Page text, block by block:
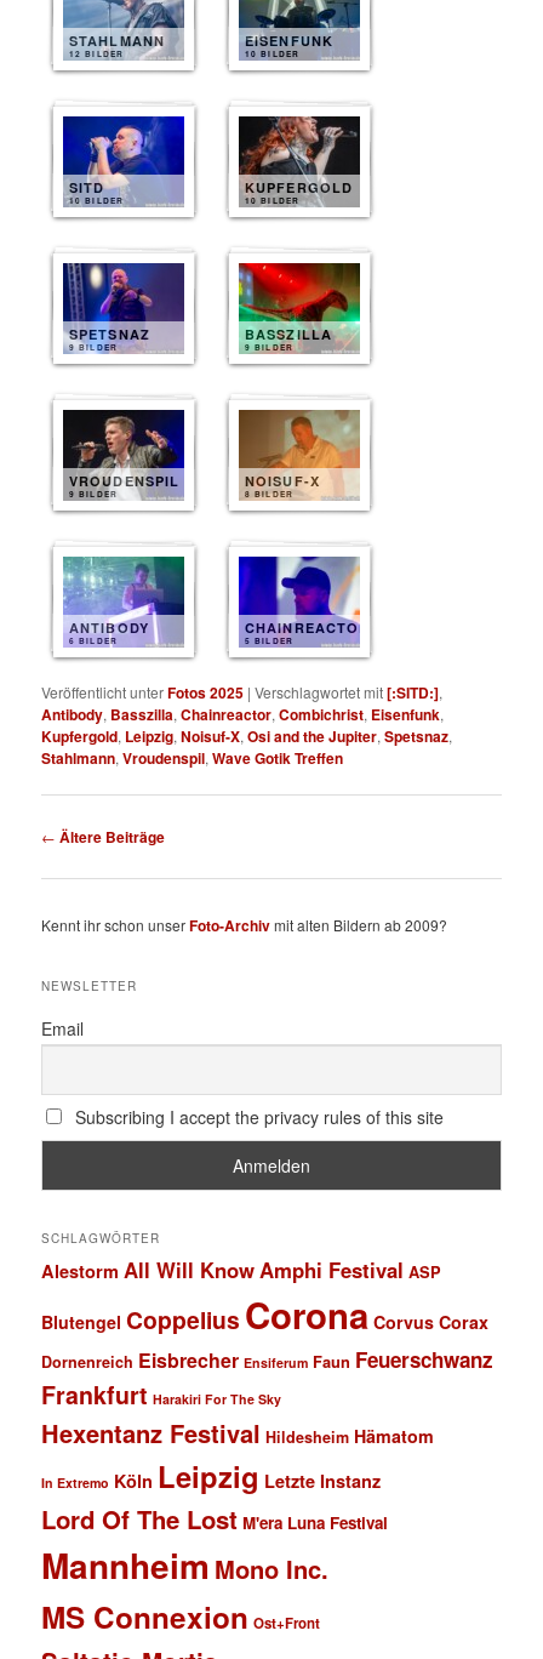
STAHLMANN
12 BILDER
EISENFUNK
10 BILDER
SITD
10 BILDER
KUPFERGOLD
10 BILDER
SPETSNAZ
9 BILDER
BASSZILLA
9 BILDER
VROUDENSPIL
9 BILDER
NOISUF-X
8 BILDER
ANTIBODY
6 BILDER
CHAINREACTOR
5 BILDER
Veröffentlicht unterFotos 2025 |Verschlagwortet mit[:SITD:],
Antibody, Basszilla,Chainreactor,Combichrist, Eisenfunk,
Kupfergold, Leipzig,Noisuf-X,Osi and the Jupiter,Spetsnaz,
Stahlmann,Vroudenspil,Wave Gotik Treffen
Beitragsnavigation
← Ältere Beiträge
Kennt ihr schon unserFoto-Archivmit alten Bildern ab 2009?
NEWSLETTER
Email
Subscribing I accept the privacy rules of this site
SCHLAGWÖRTER
Alestorm All Will KnowAmphi Festival ASP
Blutengel Coppelius Corona Corvus Corax
Dornenreich Eisbrecher Ensiferum Faun Feuerschwanz
Frankfurt Harakiri For The Sky
Hexentanz Festival Hildesheim Hämatom
In Extremo Köln Leipzig Letzte Instanz
Lord Of The Lost M'era Luna Festival
Mannheim Mono Inc.
MS Connexion Ost+Front